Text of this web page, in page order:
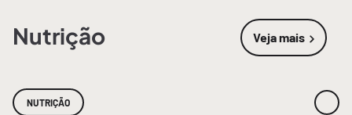
Nutrição Veja mais
sobre
NUTRIÇÃO